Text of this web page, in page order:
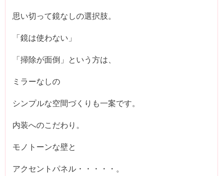
思い切って鏡なしの選択肢。
「鏡は使わない」
「掃除が面倒」という方は、
ミラーなしの
シンプルな空間づくりも一案です。
内装へのこだわり。
モノトーンな壁と
アクセントパネル・・・・・。